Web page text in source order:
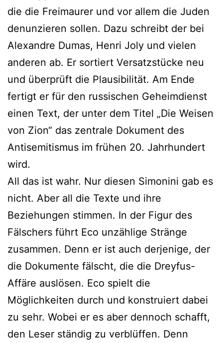
die die Freimaurer und vor allem die Juden
denunzieren sollen. Dazu schreibt der bei
Alexandre Dumas, Henri Joly und vielen
anderen ab. Er sortiert Versatzstücke neu
und überprüft die Plausibilität. Am Ende
fertigt er für den russischen Geheimdienst
einen Text, der unter dem Titel „Die Weisen
von Zion“ das zentrale Dokument des
Antisemitismus im frühen 20. Jahrhundert
wird.
All das ist wahr. Nur diesen Simonini gab es
nicht. Aber all die Texte und ihre
Beziehungen stimmen. In der Figur des
Fälschers führt Eco unzählige Stränge
zusammen. Denn er ist auch derjenige, der
die Dokumente fälscht, die die Dreyfus-
Affäre auslösen. Eco spielt die
Möglichkeiten durch und konstruiert dabei
zu sehr. Wobei er es aber dennoch schafft,
den Leser ständig zu verblüffen. Denn